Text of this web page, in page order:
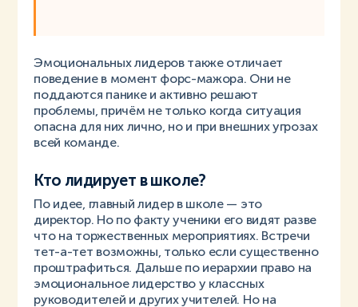
Эмоциональных лидеров также отличает
поведение в момент форс-мажора. Они не
поддаются панике и активно решают
проблемы, причём не только когда ситуация
опасна для них лично, но и при внешних угрозах
всей команде.
Кто лидирует в школе?
По идее, главный лидер в школе — это
директор. Но по факту ученики его видят разве
что на торжественных мероприятиях. Встречи
тет-а-тет возможны, только если существенно
проштрафиться. Дальше по иерархии право на
эмоциональное лидерство у классных
руководителей и других учителей. Но на